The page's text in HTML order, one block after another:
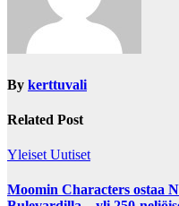
By kerttuvali
Related Post
Yleiset Uutiset
Moomin Characters ostaa